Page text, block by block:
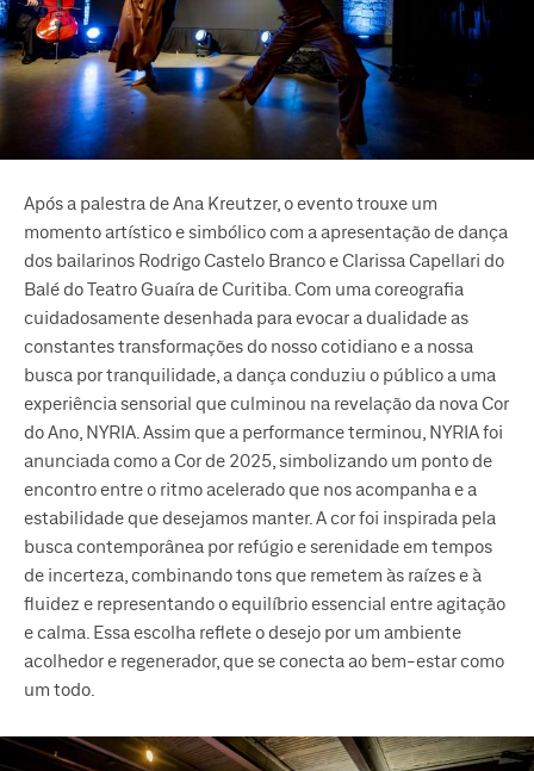
Após a palestra de Ana Kreutzer, o evento trouxe um
momento artístico e simbólico com a apresentação de dança
dos bailarinos Rodrigo Castelo Branco e Clarissa Capellari do
Balé do Teatro Guaíra de Curitiba. Com uma coreografia
cuidadosamente desenhada para evocar a dualidade as
constantes transformações do nosso cotidiano e a nossa
busca por tranquilidade, a dança conduziu o público a uma
experiência sensorial que culminou na revelação da nova Cor
do Ano, NYRIA. Assim que a performance terminou, NYRIA foi
anunciada como a Cor de 2025, simbolizando um ponto de
encontro entre o ritmo acelerado que nos acompanha e a
estabilidade que desejamos manter. A cor foi inspirada pela
busca contemporânea por refúgio e serenidade em tempos
de incerteza, combinando tons que remetem às raízes e à
fluidez e representando o equilíbrio essencial entre agitação
e calma. Essa escolha reflete o desejo por um ambiente
acolhedor e regenerador, que se conecta ao bem-estar como
um todo.